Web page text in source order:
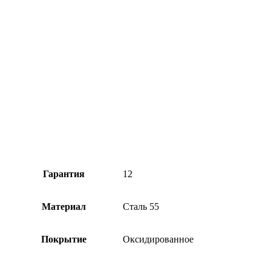
Гарантия 12
Материал Сталь 55
Покрытие Оксидированное